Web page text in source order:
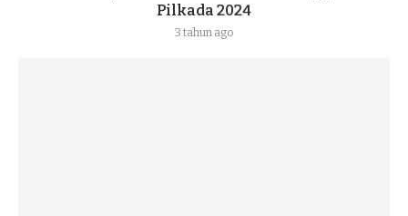
Pilkada 2024
3 tahun ago